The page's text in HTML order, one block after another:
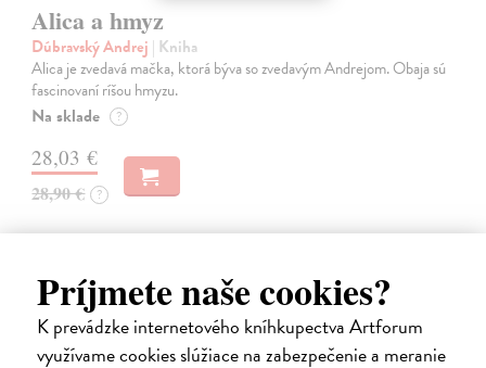
Príjmete naše cookies?
K prevádzke internetového kníhkupectva Artforum
využívame cookies slúžiace na zabezpečenie a meranie
Alica a hmyz
Dúbravský Andrej | Kniha
Alica je zvedavá mačka, ktorá býva so zvedavým Andrejom. Obaja sú
fascinovaní ríšou hmyzu.
Na sklade ?
28,03 €
28,90 € ?
na sklade